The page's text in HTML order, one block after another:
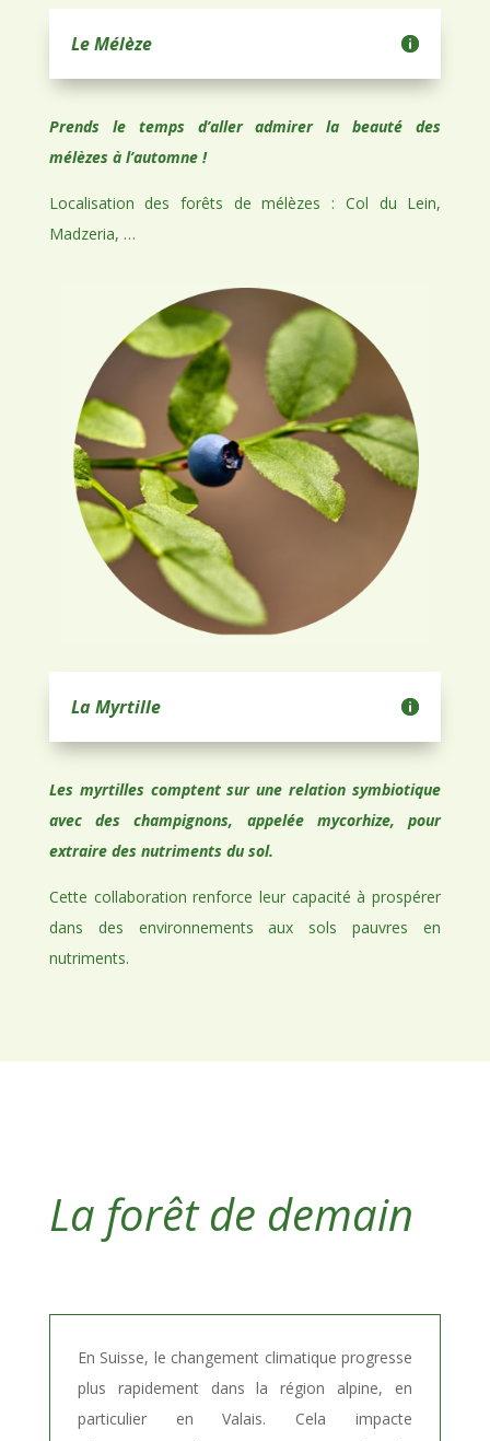
Le Mélèze
Prends le temps d’aller admirer la beauté des
mélèzes à l’automne !
Localisation des forêts de mélèzes : Col du Lein,
Madzeria, …
La Myrtille
Les myrtilles comptent sur une relation symbiotique
avec des champignons, appelée mycorhize, pour
extraire des nutriments du sol.
Cette collaboration renforce leur capacité à prospérer
dans des environnements aux sols pauvres en
nutriments.
La forêt de demain
En Suisse, le changement climatique progresse
plus rapidement dans la région alpine, en
particulier en Valais. Cela impacte